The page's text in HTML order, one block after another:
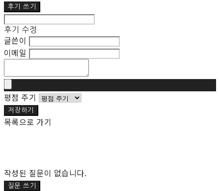
후기 쓰기
후기 수정
글쓴이
이메일
평점 주기
저장하기
목록으로 가기
작성된 질문이 없습니다.
질문 쓰기